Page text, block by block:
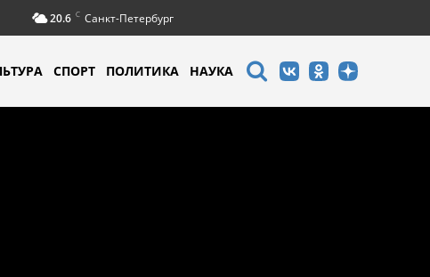
20.6 C Санкт-Петербург
СПОРТ ПОЛИТИКА НАУКА